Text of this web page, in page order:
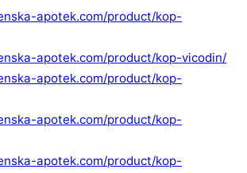
apotek.com/product/kop-
apotek.com/product/kop-vicodin/
apotek.com/product/kop-
apotek.com/product/kop-
apotek.com/product/kop-